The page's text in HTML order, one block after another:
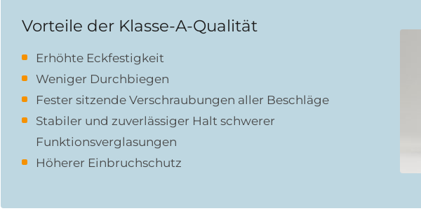
Vorteile der Klasse-A-Qualität
Erhöhte Eckfestigkeit
Weniger Durchbiegen
Fester sitzende Verschraubungen aller Beschläge
Stabiler und zuverlässiger Halt schwerer
Funktionsverglasungen
Höherer Einbruchschutz